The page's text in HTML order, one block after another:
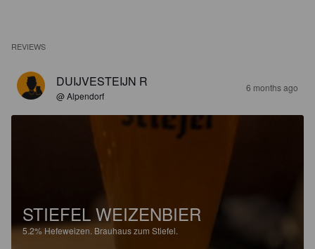
REVIEWS
DUIJVESTEIJN R
@ Alpendorf
6 months ago
STIEFEL WEIZENBIER
5.2%Hefeweizen. Brauhaus zum Stiefel.